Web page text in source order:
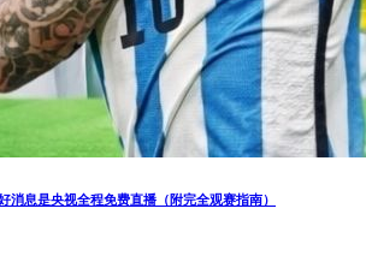
消息是央视全程免费直播（附完全观赛指南）